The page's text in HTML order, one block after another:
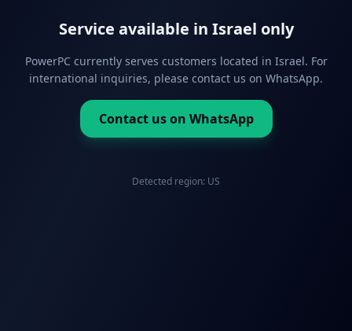
Service available in Israel only
PowerPC currently serves customers located in Israel. For
international inquiries, please contact us on WhatsApp.
Contact us on WhatsApp
Detected region: US